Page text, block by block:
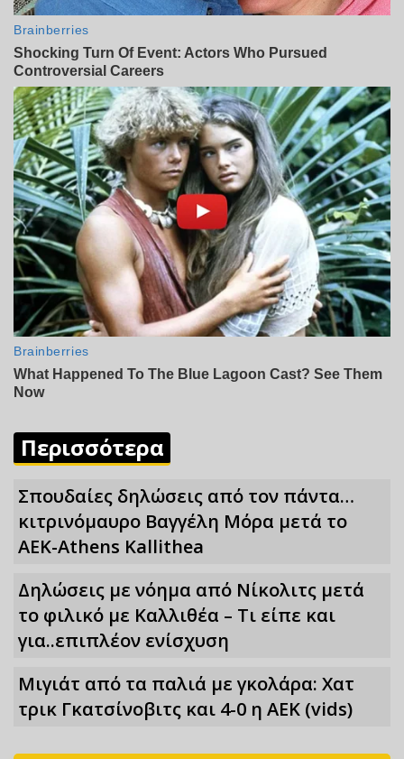
Περισσότερα
Σπουδαίες δηλώσεις από τον πάντα…
κιτρινόμαυρο Βαγγέλη Μόρα μετά το
ΑΕΚ-Athens Kallithea
Δηλώσεις με νόημα από Νίκολιτς μετά
το φιλικό με Καλλιθέα – Τι είπε και
για..επιπλέον ενίσχυση
Μιγιάτ από τα παλιά με γκολάρα: Χατ
τρικ Γκατσίνοβιτς και 4-0 η ΑΕΚ (vids)